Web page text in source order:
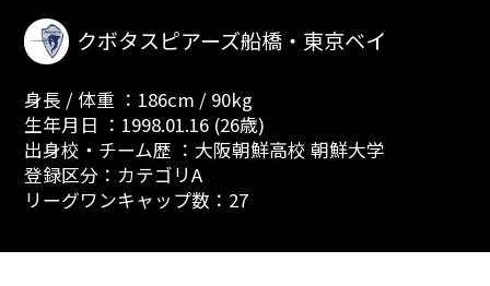
クボタスピアーズ船橋・東京ベイ
身長 / 体重 ：186cm / 90kg
生年月日 ：1998.01.16 (26歳)
出身校・チーム歴 ：大阪朝鮮高校 朝鮮大学
登録区分：カテゴリA
リーグワンキャップ数：27